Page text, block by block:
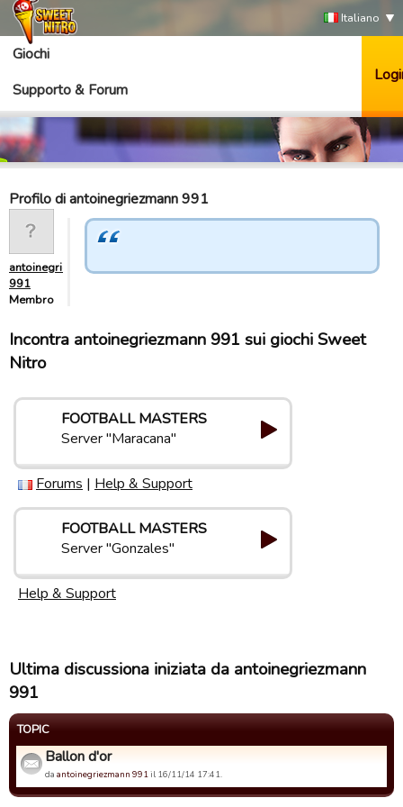
Italiano
Giochi
Supporto & Forum
Profilo di antoinegriezmann 991
antoinegriezmann
991
Membro
Incontra antoinegriezmann 991 sui giochi Sweet
Nitro
FOOTBALL MASTERS
Server "Maracana"
Forums | Help & Support
FOOTBALL MASTERS
Server "Gonzales"
Help & Support
Ultima discussiona iniziata da antoinegriezmann
991
TOPIC
Ballon d'or
da antoinegriezmann 991il 16/11/14 17:41.